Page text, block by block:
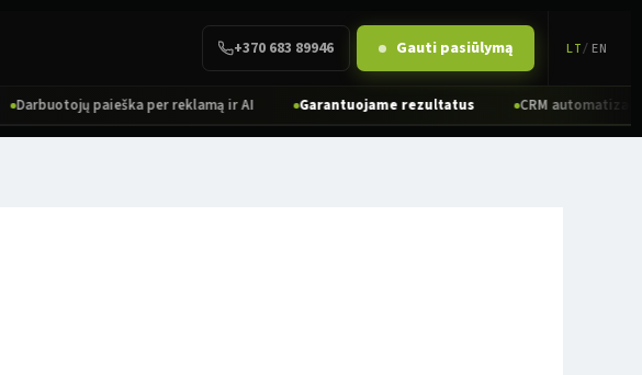
+370 683 89946 Gauti pasiūlymą LT/ EN
Darbuotojų paieška per reklamą ir AI Garantuojame rezultatus CRM automatizacija